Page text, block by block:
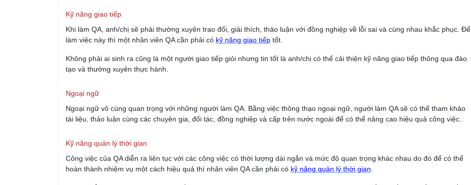
Kỹ năng giao tiếp
Khi làm QA, anh/chị sẽ phải thường xuyên trao đổi, giải thích, thảo luận với đồng nghiệp về lỗi sai và cùng nhau khắc phục. Để
làm việc này thì một nhân viên QA cần phải có kỹ năng giao tiếp tốt.
Không phải ai sinh ra cũng là một người giao tiếp giỏi nhưng tin tốt là anh/chị có thể cải thiện kỹ năng giao tiếp thông qua đào
tạo và thường xuyên thực hành.
Ngoại ngữ
Ngoại ngữ vô cùng quan trọng với những người làm QA. Bằng việc thông thạo ngoại ngữ, người làm QA sẽ có thể tham khảo
tài liệu, thảo luận cùng các chuyên gia, đối tác, đồng nghiệp và cấp trên nước ngoài để có thể nâng cao hiệu quả công việc.
Kỹ năng quản lý thời gian
Công việc của QA diễn ra liên tục với các công việc có thời lượng dài ngắn và mức độ quan trọng khác nhau do đó để có thể
hoàn thành nhiệm vụ một cách hiệu quả thì nhân viên QA cần phải có kỹ năng quản lý thời gian